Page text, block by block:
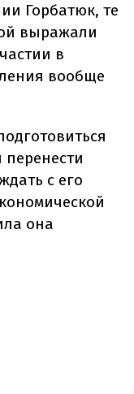
Горбатюк, те
выражали
в
вообще
с его
она